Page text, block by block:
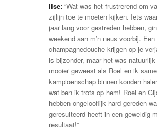
Ilse: “Wat was het frustrerend om
zijlijn toe te moeten kijken. Iets
jaar lang voor gestreden hebben,
weekend aan m’n neus voorbij. Een
champagnedouche krijgen op je
is bijzonder, maar het was
mooier geweest als Roel en ik
kampioenschap binnen konden
wat ben ik trots op hem! Roel en
hebben ongelooflijk hard gereden
geresulteerd heeft in een geweldig
resultaat!”